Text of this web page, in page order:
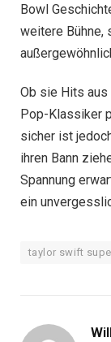
Bowl
weitere Bühne,
Ob sie Hits aus
Pop-Klassiker
sicher ist
ihren Bann
Spannung
ein
taylor swift